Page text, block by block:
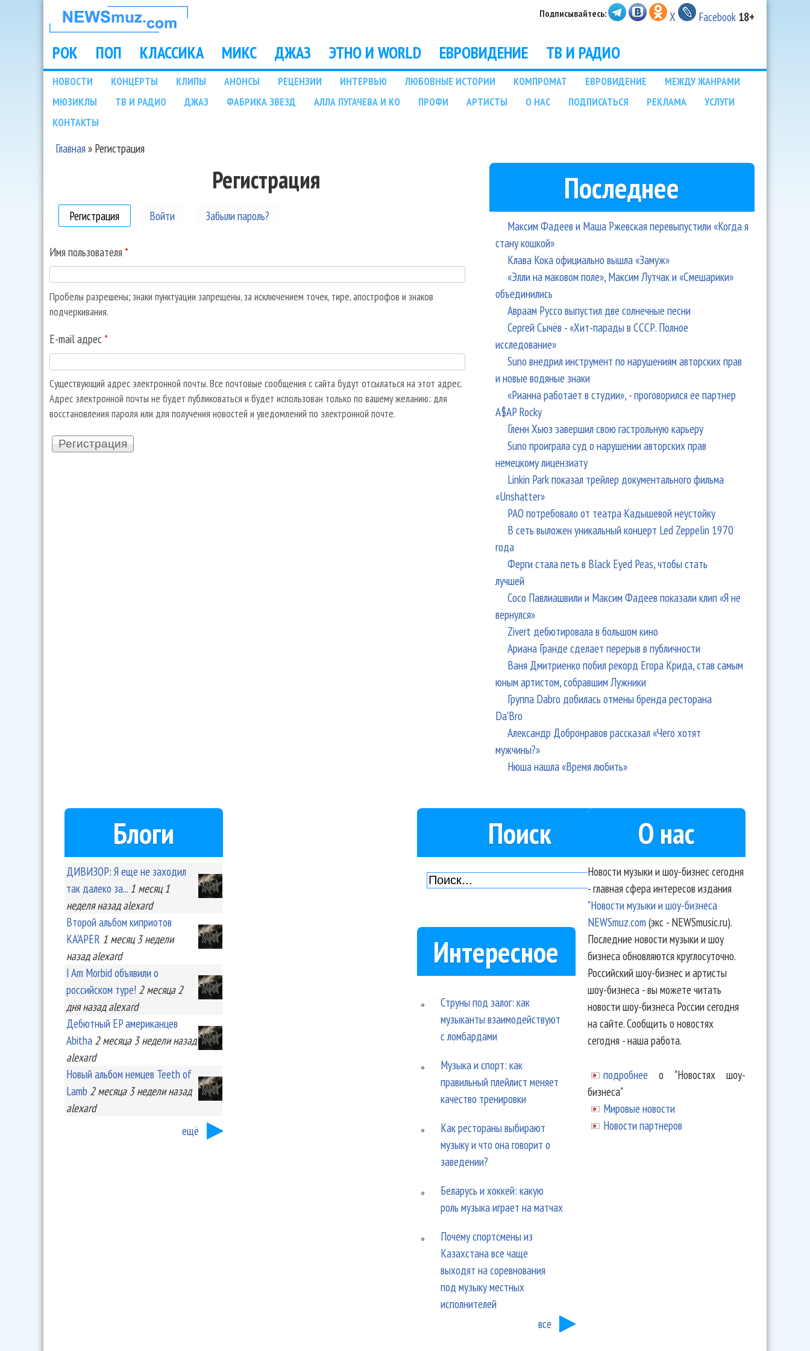
НОВОСТИ
МУЗЫКИ И
ШОУ БИЗНЕСА
NEWSMUZ.COM
Подписывайтесь: X Facebook 18+
Main menu
РОК ПОП КЛАССИКА МИКС ДЖАЗ ЭТНО И WORLD ЕВРОВИДЕНИЕ ТВ И РАДИО
Подразделы
НОВОСТИ КОНЦЕРТЫ КЛИПЫ АНОНСЫ РЕЦЕНЗИИ ИНТЕРВЬЮ ЛЮБОВНЫЕ ИСТОРИИ КОМПРОМАТ ЕВРОВИДЕНИЕ
МЕЖДУ ЖАНРАМИ
МЮЗИКЛЫ
ТВ И РАДИО ДЖАЗ ФАБРИКА ЗВЕЗД АЛЛА ПУГАЧЕВА И КО ПРОФИ АРТИСТЫ О НАС ПОДПИСАТЬСЯ РЕКЛАМА
УСЛУГИ
КОНТАКТЫ
Главная» Регистрация
Регистрация
Регистрация (активная вкладка)
Войти Забыли пароль?
Имя пользователя *
Пробелы разрешены; знаки пунктуации запрещены, за исключением точек, тире, апострофов и знаков
подчеркивания.
E-mail адрес *
Существующий адрес электронной почты. Все почтовые сообщения с сайта будут отсылаться на этот адрес.
Адрес электронной почты не будет публиковаться и будет использован только по вашему желанию: для
восстановления пароля или для получения новостей и уведомлений по электронной почте.
Последнее
Максим Фадеев и Маша Ржевская перевыпустили «Когда я
стану кошкой»
Клава Кока официально вышла «Замуж»
«Элли на маковом поле», Максим Лутчак и «Смешарики»
объединились
Авраам Руссо выпустил две солнечные песни
Сергей Сычёв - «Хит-парады в СССР. Полное
исследование»
Suno внедрил инструмент по нарушениям авторских прав
и новые водяные знаки
«Рианна работает в студии», - проговорился ее партнер
A$AP Rocky
Гленн Хьюз завершил свою гастрольную карьеру
Suno проиграла суд о нарушении авторских прав
немецкому лицензиату
Linkin Park показал трейлер документального фильма
«Unshatter»
РАО потребовало от театра Кадышевой неустойку
В сеть выложен уникальный концерт Led Zeppelin 1970
года
Ферги стала петь в Black Eyed Peas, чтобы стать
лучшей
Сосо Павлиашвили и Максим Фадеев показали клип «Я не
вернулся»
Zivert дебютировала в большом кино
Ариана Гранде сделает перерыв в публичности
Ваня Дмитриенко побил рекорд Егора Крида, став самым
юным артистом, собравшим Лужники
Группа Dabro добилась отмены бренда ресторана
Da'Bro
Александр Добронравов рассказал «Чего хотят
мужчины?»
Нюша нашла «Время любить»
Блоги
ДИВИЗОР: Я еще не заходил
так далеко за... 1 месяц 1
неделяназад alexard
Второй альбом киприотов
KA'APER 1 месяц 3 недели
назад alexard
I Am Morbid объявили о
российском туре! 2 месяца 2
дняназад alexard
Дебютный EP американцев
Abitha 2 месяца 3 неделиназад
alexard
Новый альбом немцев Teeth of
Lamb 2 месяца 3 неделиназад
alexard
ещё
Поиск
Интересное
Струны под залог: как
музыканты взаимодействуют
с ломбардами
Музыка и спорт: как
правильный плейлист меняет
качество тренировки
Как рестораны выбирают
музыку и что она говорит о
заведении?
Беларусь и хоккей: какую
роль музыка играет на матчах
Почему спортсмены из
Казахстана все чаще
выходят на соревнования
под музыку местных
исполнителей
все
О нас
Новости музыки и шоу-бизнес сегодня
- главная сфера интересов издания
"Новости музыки и шоу-бизнеса
NEWSmuz.com(экс - NEWSmusic.ru).
Последние новости музыки и шоу
бизнеса обновляются круглосуточно.
Российский шоу-бизнес и артисты
шоу-бизнеса - вы можете читать
новости шоу-бизнеса России сегодня
на сайте. Сообщить о новостях
сегодня - наша работа.
подробнее о "Новостях шоу-
бизнеса"
Мировые новости
Новости партнеров